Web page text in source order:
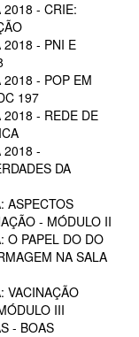
2018 - CRIE:
2018 - PNI E
2018 - POP EM
197
2018 - REDE DE
2018 -
DA
ASPECTOS
- MÓDULO II
O PAPEL DO DO
NA SALA
VACINAÇÃO
III
- BOAS